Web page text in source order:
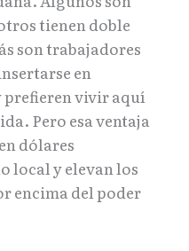
tienen doble
son trabajadores
en
prefieren vivir aquí
Pero esa ventaja
dólares
local y elevan los
encima del poder